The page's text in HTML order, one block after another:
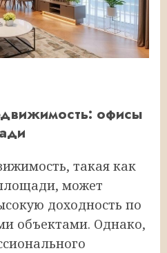
офисы
такая как
может
доходность по
объектами. Однако,